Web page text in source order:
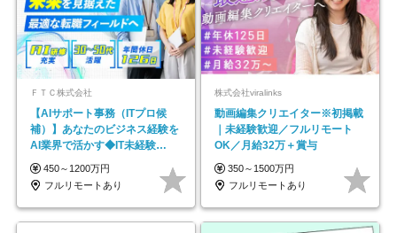
ＦＴＣ株式会社
【AIサポート事務（ITプロ候
補）】あなたのビジネス経験を
AI業界で活かす◆IT未経験
OK◆目指せるコンサル
450～1200万円
フルリモートあり
株式会社viralinks
動画編集クリエイター※初掲載
｜未経験歓迎／フルリモート
OK／月給32万＋賞与
350～1500万円
フルリモートあり